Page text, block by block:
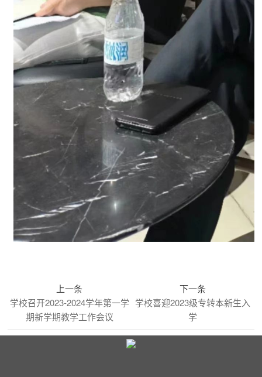
上一条
学校召开2023-2024学年第一学
期新学期教学工作会议
下一条
学校喜迎2023级专转本新生入
学